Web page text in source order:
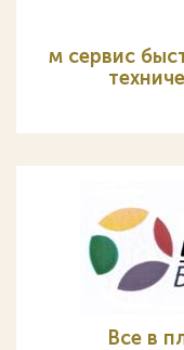
м сервис
Все в